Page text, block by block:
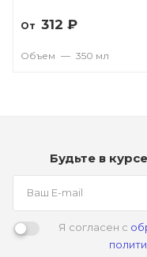
От 312 ₽
Объем — 350 мл
Будьте в
Я согласен с